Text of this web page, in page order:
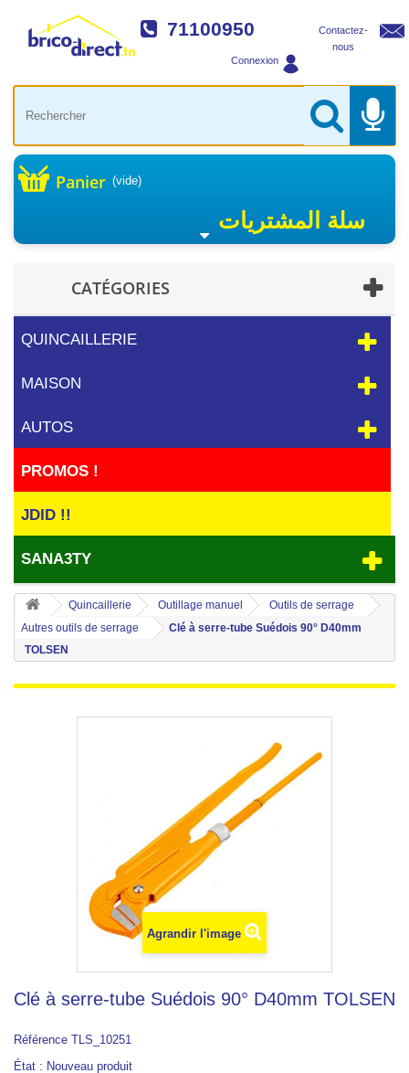
Contactez-
nous
71100950
Connexion
Panier (vide)
سلة المشتريات
CATÉGORIES
QUINCAILLERIE
MAISON
AUTOS
PROMOS !
JDID !!
SANA3TY
Quincaillerie Outillage manuel
Outils de serrage
Autres outils de serrage
Clé à serre-tube Suédois 90° D40mm
TOLSEN
Agrandir l'image
Clé à serre-tube Suédois 90° D40mm TOLSEN
Référence TLS_10251
État : Nouveau produit